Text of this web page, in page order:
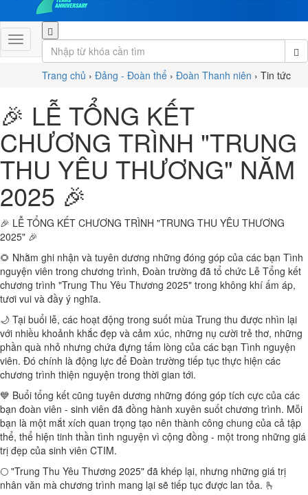
Trang chủ › Đảng - Đoàn thể › Đoàn Thanh niên › Tin tức
🎉 LỄ TỔNG KẾT
CHƯƠNG TRÌNH "TRUNG
THU YÊU THƯƠNG" NĂM
2025 🎉
🎉 LỄ TỔNG KẾT CHƯƠNG TRÌNH "TRUNG THU YÊU THƯƠNG
2025" 🎉
🌻 Nhằm ghi nhận và tuyên dương những đóng góp của các bạn Tình
nguyện viên trong chương trình, Đoàn trường đã tổ chức Lễ Tổng kết
chương trình "Trung Thu Yêu Thương 2025" trong không khí ấm áp,
tươi vui và đầy ý nghĩa.
🌙 Tại buổi lễ, các hoạt động trong suốt mùa Trung thu được nhìn lại
với nhiều khoảnh khắc đẹp và cảm xúc, những nụ cười trẻ thơ, những
phần quà nhỏ nhưng chứa đựng tấm lòng của các bạn Tình nguyện
viên. Đó chính là động lực để Đoàn trường tiếp tục thực hiện các
chương trình thiện nguyện trong thời gian tới.
💙 Buổi tổng kết cũng tuyên dương những đóng góp tích cực của các
bạn đoàn viên - sinh viên đã đồng hành xuyên suốt chương trình. Mỗi
bạn là một mắt xích quan trọng tạo nên thành công chung của cả tập
thể, thể hiện tinh thần tình nguyện vì cộng đồng - một trong những giá
trị đẹp của sinh viên CTIM.
🌕 "Trung Thu Yêu Thương 2025" đã khép lại, nhưng những giá trị
nhân văn mà chương trình mang lại sẽ tiếp tục được lan tỏa. 🫰